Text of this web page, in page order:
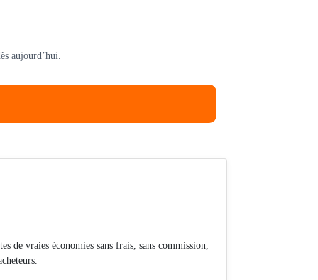
aujourd’hui.
de vraies économies sans frais, sans commission,